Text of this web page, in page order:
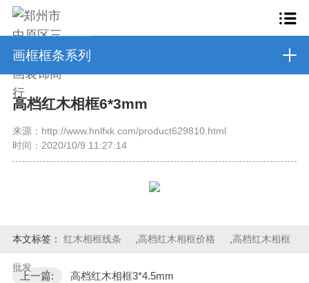
画框框条系列
高档红木相框6*3mm
来源：http://www.hnlfxk.com/product629810.html
时间：2020/10/9 11:27:14
本文标签： 红木相框线条 高档红木相框价格 高档红木相框
批发
上一篇: 高档红木相框3*4.5mm